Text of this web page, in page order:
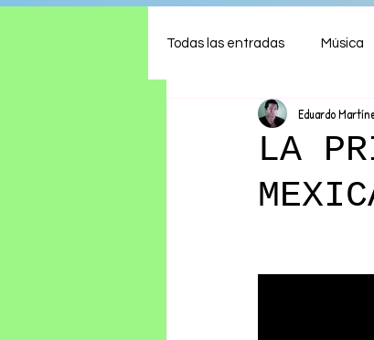
Todas las entradas Música
Shows
Ambiente Hogar
LA
Eduardo